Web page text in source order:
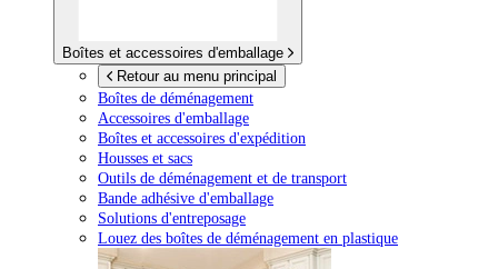
Boîtes et accessoires d'emballage
Retour au menu principal
Boîtes de déménagement
Accessoires d'emballage
Boîtes et accessoires d'expédition
Housses et sacs
Outils de déménagement et de transport
Bande adhésive d'emballage
Solutions d'entreposage
Louez des boîtes de déménagement en plastique